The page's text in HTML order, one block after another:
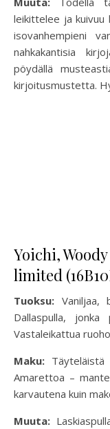
leikittelee ja kuivuu
isovanhempieni
nahkakantisia
pöydällä
kirjoitusmustetta.
Yoichi,
limited
Tuoksu: Vaniljaa,
Dallaspulla,
Vastaleikattua
Maku:
Amarettoa –
karvautena kuin
Muuta: